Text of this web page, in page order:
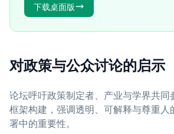
下载桌面版
对政策与公众讨论的启示
论坛呼吁政策制定者、产业与学界共同
框架构建，强调透明、可解释与尊重人
署中的重要性。